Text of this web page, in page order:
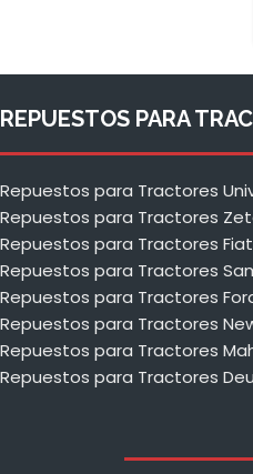
REPUESTOS PARA
Repuestos para Tractores
Repuestos para Tractores
Repuestos para Tractores Fiat
Repuestos para Tractores
Repuestos para Tractores
Repuestos para Tractores
Repuestos para Tractores
Repuestos para Tractores